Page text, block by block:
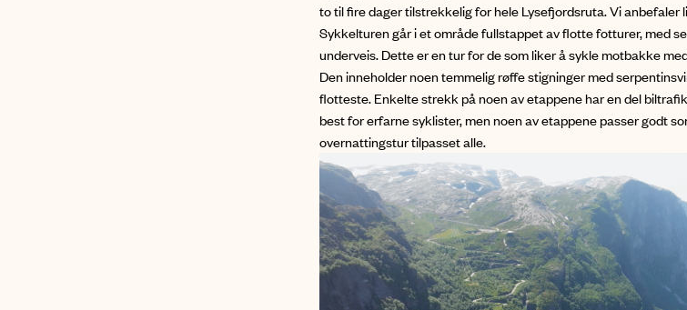
to til fire dager tilstrekkelig for hele Lysefjordsruta. Vi anbefaler
Sykkelturen går i et område fullstappet av flotte fotturer, med
underveis. Dette er en tur for de som liker å sykle motbakke
Den inneholder noen temmelig røffe stigninger med
flotteste. Enkelte strekk på noen av etappene har en del
best for erfarne syklister, men noen av etappene passer godt
overnattingstur tilpasset alle.